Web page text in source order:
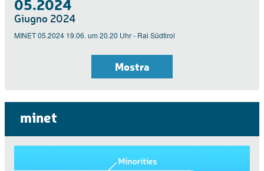
05.2024
Giugno 2024
MINET 05.2024 19.06. um 20.20 Uhr - Rai Südtirol
Mostra
minet